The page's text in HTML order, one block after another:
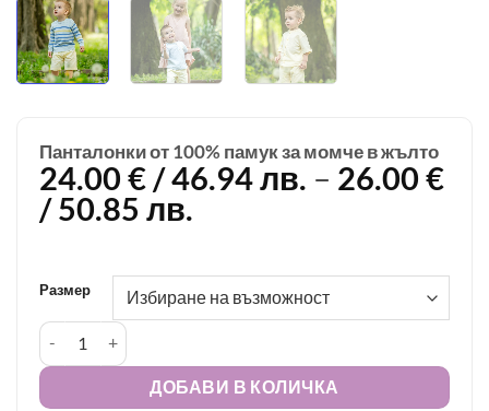
Панталонки от 100% памук за момче в жълто
24.00 €/ 46.94 лв. – 26.00 €
/ 50.85 лв.Price
24.00 €
/
46.94 лв.
through
26.00 €
Размер
количество за Панталонки от 100% памук за момче в жълто
ДОБАВИ В КОЛИЧКА